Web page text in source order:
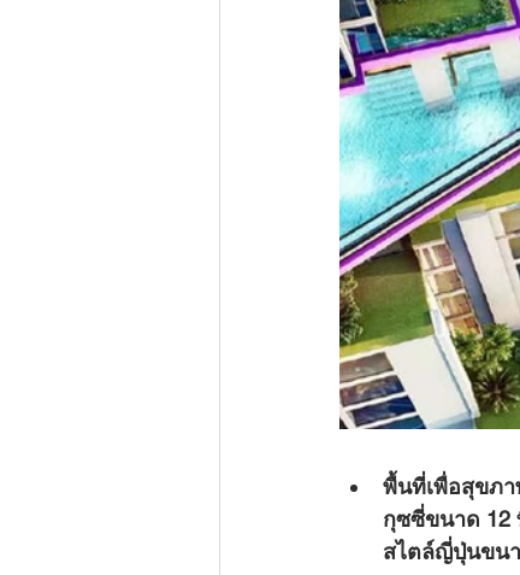
พื้นที่เพื่อสุขภ
กุซซี่ขนาด 12
สไตล์ญี่ปุ่นขน